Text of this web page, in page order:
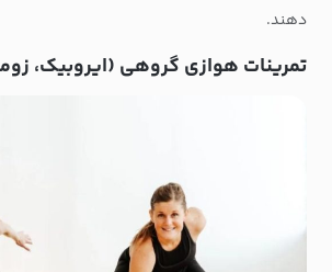
دهند.
تمرینات هوازی گروهی (ایروبیک،